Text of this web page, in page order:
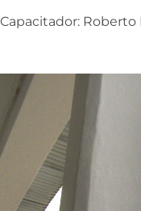
Capacitador: Roberto